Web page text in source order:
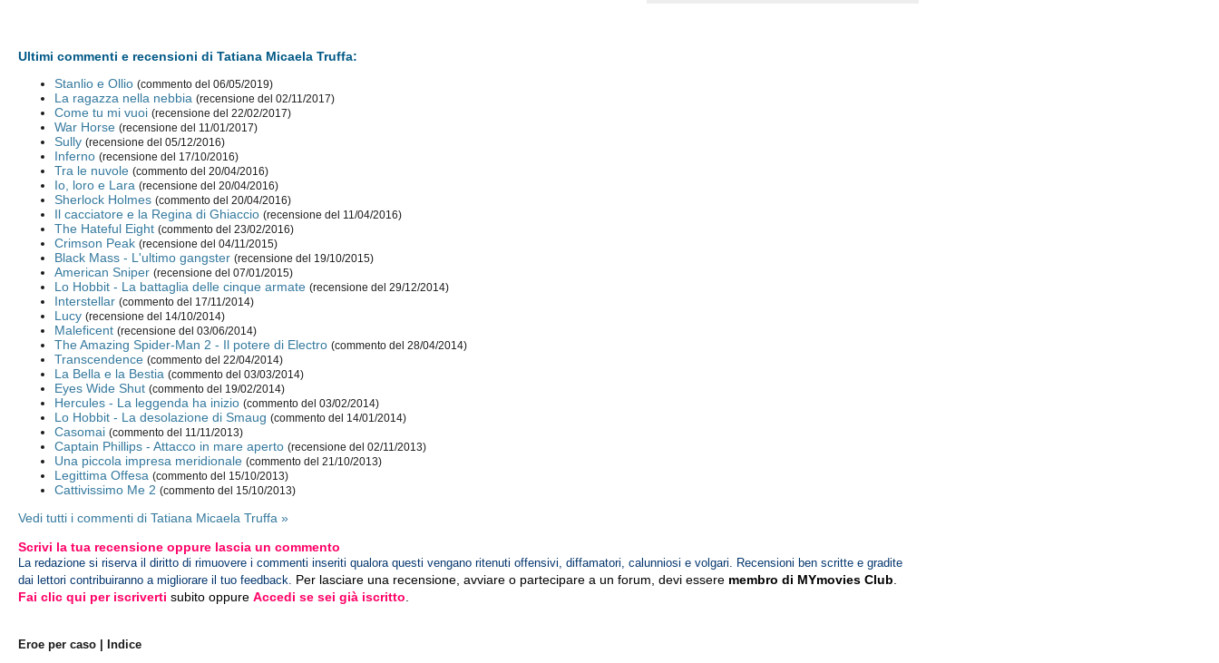
Ultimi commenti e recensioni di Tatiana Micaela Truffa:
Stanlio e Ollio (commento del 06/05/2019)
La ragazza nella nebbia (recensione del 02/11/2017)
Come tu mi vuoi (recensione del 22/02/2017)
War Horse (recensione del 11/01/2017)
Sully (recensione del 05/12/2016)
Inferno (recensione del 17/10/2016)
Tra le nuvole (commento del 20/04/2016)
Io, loro e Lara (recensione del 20/04/2016)
Sherlock Holmes (commento del 20/04/2016)
Il cacciatore e la Regina di Ghiaccio (recensione del 11/04/2016)
The Hateful Eight (commento del 23/02/2016)
Crimson Peak (recensione del 04/11/2015)
Black Mass - L'ultimo gangster (recensione del 19/10/2015)
American Sniper (recensione del 07/01/2015)
Lo Hobbit - La battaglia delle cinque armate (recensione del 29/12/2014)
Interstellar (commento del 17/11/2014)
Lucy (recensione del 14/10/2014)
Maleficent (recensione del 03/06/2014)
The Amazing Spider-Man 2 - Il potere di Electro (commento del 28/04/2014)
Transcendence (commento del 22/04/2014)
La Bella e la Bestia (commento del 03/03/2014)
Eyes Wide Shut (commento del 19/02/2014)
Hercules - La leggenda ha inizio (commento del 03/02/2014)
Lo Hobbit - La desolazione di Smaug (commento del 14/01/2014)
Casomai (commento del 11/11/2013)
Captain Phillips - Attacco in mare aperto (recensione del 02/11/2013)
Una piccola impresa meridionale (commento del 21/10/2013)
Legittima Offesa (commento del 15/10/2013)
Cattivissimo Me 2 (commento del 15/10/2013)
Vedi tutti i commenti di Tatiana Micaela Truffa »
Scrivi la tua recensione oppure lascia un commento
La redazione si riserva il diritto di rimuovere i commenti inseriti qualora questi vengano ritenuti offensivi, diffamatori, calunniosi e volgari. Recensioni ben scritte e gradite
dai lettori contribuiranno a migliorare il tuo feedback. Per lasciare una recensione, avviare o partecipare a un forum, devi essere membro di MYmovies Club
Fai clic qui per iscriverti subito oppureAccedi se sei già iscritto
Eroe per caso | Indice